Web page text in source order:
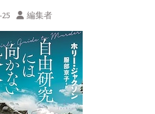
編集者